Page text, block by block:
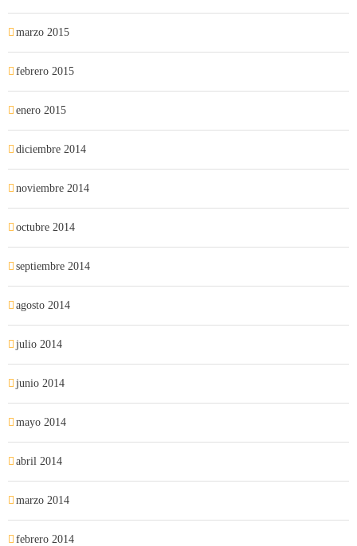
marzo 2015
febrero 2015
enero 2015
diciembre 2014
noviembre 2014
octubre 2014
septiembre 2014
agosto 2014
julio 2014
junio 2014
mayo 2014
abril 2014
marzo 2014
febrero 2014